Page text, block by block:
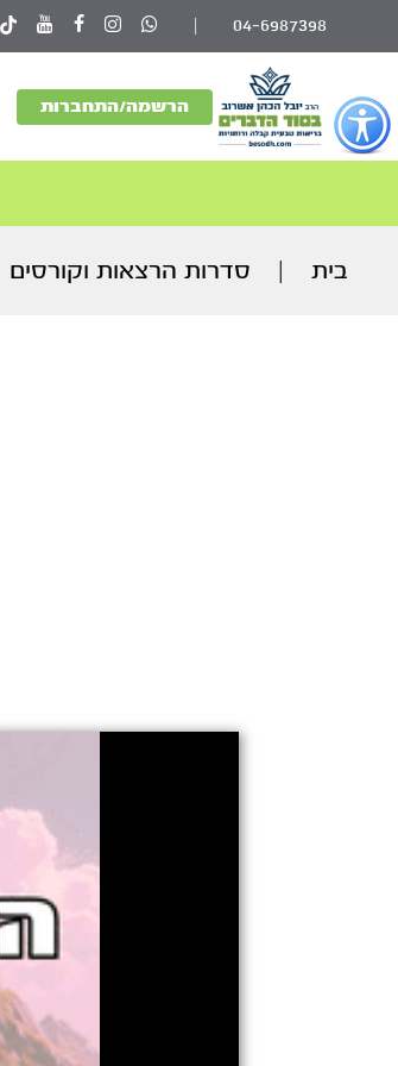
כפתור
לפתיחת
תפריט
נגישות
04-6987398
הרשמה/התחברות
בית סדרות הרצאות וקורסים